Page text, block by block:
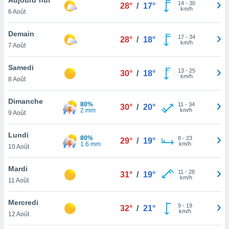
et
»,
au
vous
qu'ils
ou
le
ainsi
un
la
du
6 Août
28° / 17° 14- 30
km/h
Demain
7 Août
28° / 18° 17- 34
km/h
Samedi
8 Août
30° / 18° 13- 25
km/h
Dimanche
9 Août
80%
2 mm
30° / 20° 11 - 34
km/h
Lundi
10 Août
80%
1.6 mm
29° / 19° 8- 23
km/h
Mardi
11 Août
31° / 19° 11 - 28
km/h
Mercredi
12 Août
32° / 21° 9- 19
km/h